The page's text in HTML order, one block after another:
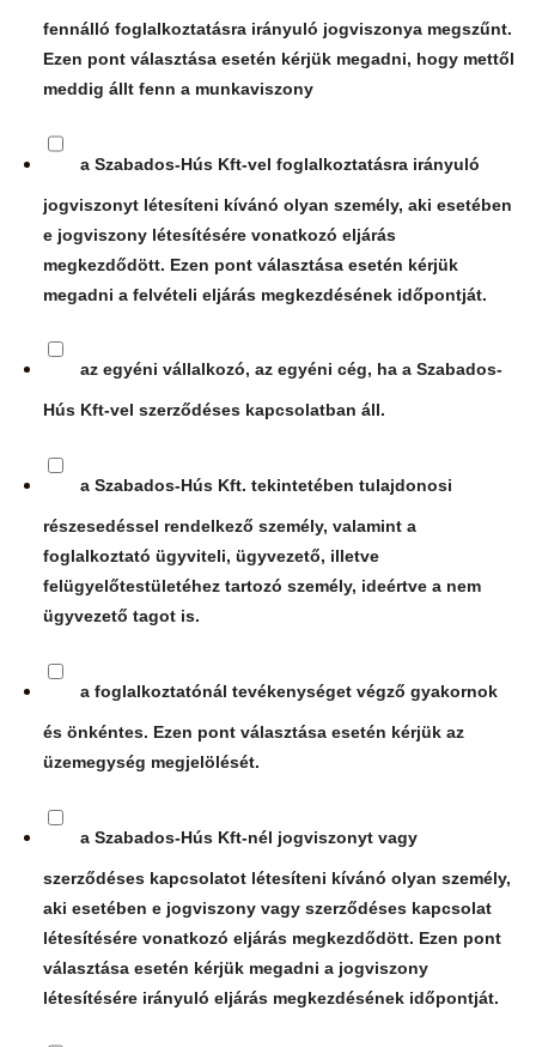
fennálló foglalkoztatásra irányuló jogviszonya megszűnt.
Ezen pont választása esetén kérjük megadni, hogy mettől
meddig állt fenn a munkaviszony
a Szabados-Hús Kft-vel foglalkoztatásra irányuló
jogviszonyt létesíteni kívánó olyan személy, aki esetében
e jogviszony létesítésére vonatkozó eljárás
megkezdődött. Ezen pont választása esetén kérjük
megadni a felvételi eljárás megkezdésének időpontját.
az egyéni vállalkozó, az egyéni cég, ha a Szabados-
Hús Kft-vel szerződéses kapcsolatban áll.
a Szabados-Hús Kft. tekintetében tulajdonosi
részesedéssel rendelkező személy, valamint a
foglalkoztató ügyviteli, ügyvezető, illetve
felügyelőtestületéhez tartozó személy, ideértve a nem
ügyvezető tagot is.
a foglalkoztatónál tevékenységet végző gyakornok
és önkéntes. Ezen pont választása esetén kérjük az
üzemegység megjelölését.
a Szabados-Hús Kft-nél jogviszonyt vagy
szerződéses kapcsolatot létesíteni kívánó olyan személy,
aki esetében e jogviszony vagy szerződéses kapcsolat
létesítésére vonatkozó eljárás megkezdődött. Ezen pont
választása esetén kérjük megadni a jogviszony
létesítésére irányuló eljárás megkezdésének időpontját.